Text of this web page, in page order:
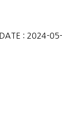
DATE : 2024-05-